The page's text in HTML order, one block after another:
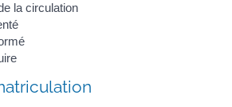
la circulation